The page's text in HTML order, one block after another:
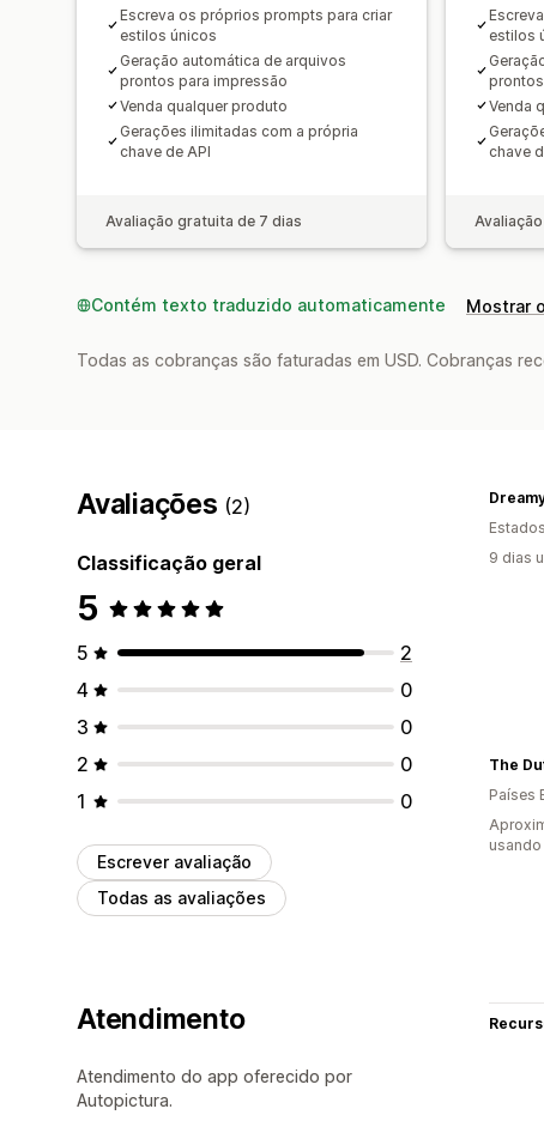
Escreva os próprios prompts para criar
estilos únicos
Geração automática de arquivos
prontos para impressão
Venda qualquer produto
Gerações ilimitadas com a própria
chave de API
Avaliação gratuita de 7 dias
estilos
Venda
chave
Contém texto traduzido automaticamente Mostrar
Todas as cobranças são faturadas em USD. Cobranças
Avaliações (2)
Classificação geral
5
5
2
4
0
3
0
2
0
1
0
Escrever avaliação
Todas as avaliações
9 dias
The
Países
Atendimento
Atendimento do app oferecido por
Autopictura.